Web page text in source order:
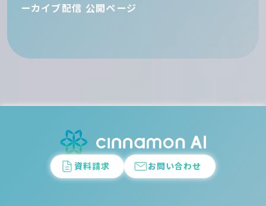
ーカイブ配信 公開ページ
資料請求 お問い合わせ